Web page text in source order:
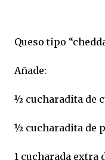
Queso tipo
Añade:
½ cucharadita de
½ cucharadita de
1 cucharada